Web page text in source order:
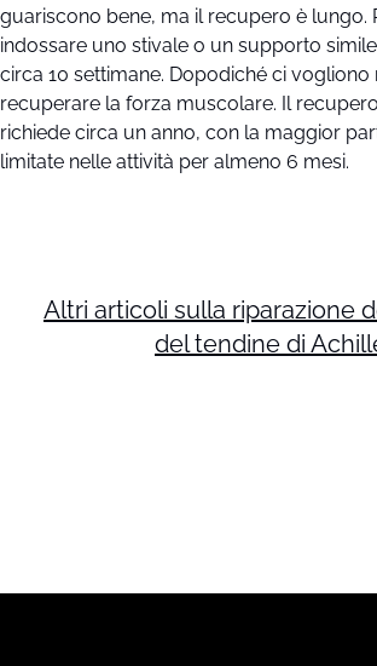
guariscono bene, ma il recupero è lungo.
indossare uno stivale o un supporto
circa 10 settimane. Dopodiché ci vogliono
recuperare la forza muscolare. Il
richiede circa un anno, con la maggior
limitate nelle attività per almeno 6 mesi.
Altri articoli sulla riparazione
del tendine di